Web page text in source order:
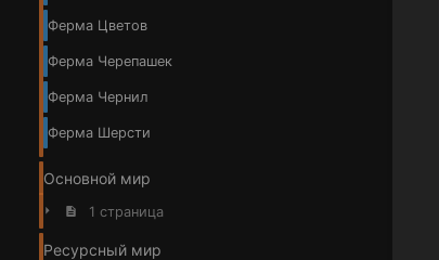
Ферма Цветов
Ферма Черепашек
Ферма Чернил
Ферма Шерсти
Основной мир
1 страница
Ресурсный мир